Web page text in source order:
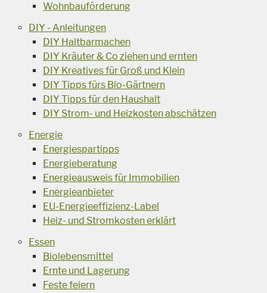
Wohnbauförderung
DIY - Anleitungen
DIY Haltbarmachen
DIY Kräuter & Co ziehen und ernten
DIY Kreatives für Groß und Klein
DIY Tipps fürs Bio-Gärtnern
DIY Tipps für den Haushalt
DIY Strom- und Heizkosten abschätzen
Energie
Energiespartipps
Energieberatung
Energieausweis für Immobilien
Energieanbieter
EU-Energieeffizienz-Label
Heiz- und Stromkosten erklärt
Essen
Biolebensmittel
Ernte und Lagerung
Feste feiern